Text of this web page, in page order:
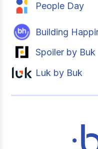
People Day
Building
Spoiler by Buk
Luk by Buk